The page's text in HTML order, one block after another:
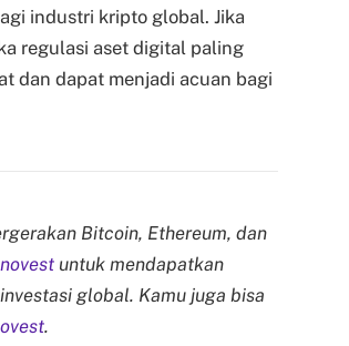
industri kripto global. Jika
regulasi aset digital paling
dan dapat menjadi acuan bagi
Bitcoin, Ethereum, dan
untuk mendapatkan
global. Kamu juga bisa
.